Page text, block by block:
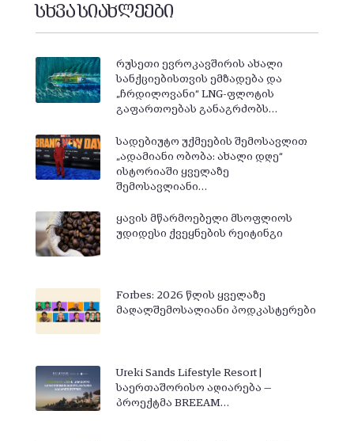
სხვა სიახლეები
რუსეთი ევროკავშირის ახალი
სანქციებისთვის ემზადება და
„ჩრდილოვანი“ LNG-ფლოტის
გაფართოებას განაგრძობს…
სადებიუტო უქმეების შემოსავლით
„ადამიანი ობობა: ახალი დღე“
ისტორიაში ყველაზე
შემოსავლიანი…
ყავის მწარმოებელი მსოფლიოს
უდიდესი ქვეყნების რეიტინგი
Forbes: 2026 წლის ყველაზე
მაღალშემოსალიანი პოდკასტერები
Ureki Sands Lifestyle Resort |
საერთაშორისო აღიარება —
პროექტმა BREEAM…